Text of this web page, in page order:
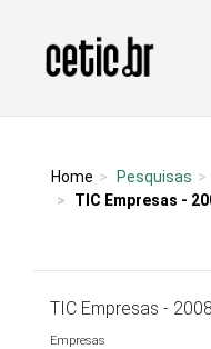
Página inicial
Home Pesquisas
TIC Empresas -
TIC Empresas - 2008
Empresas